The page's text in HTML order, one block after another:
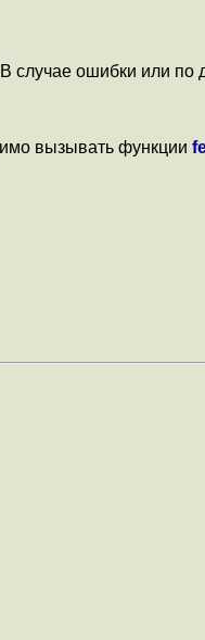
случае ошибки или
вызывать функции